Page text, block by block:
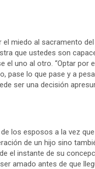
el miedo al sacramento
que ustedes son
el uno al otro. “Optar por
pase lo que pase y a
ser una decisión
los esposos a la vez
de un hijo sino
el instante de su
amado antes de que